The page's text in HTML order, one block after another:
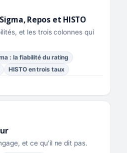
Repos et HISTO
et les trois colonnes qui
: la fiabilité du rating
HISTO en trois taux
et ce qu'il ne dit pas.